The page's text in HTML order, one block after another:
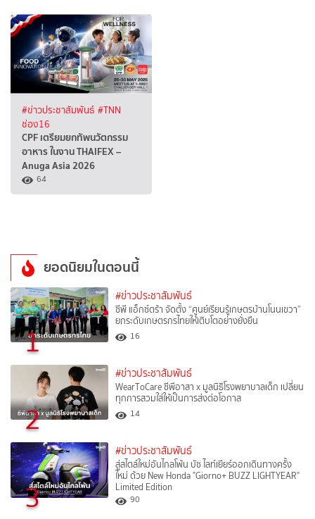
#ข่าวประชาสัมพันธ์ #TNN
ช่อง16
CPF เตรียมยกทัพนวัตกรรม
อาหาร ในงาน THAIFEX –
Anuga Asia 2026
64
ยอดนิยมในตอนนี้
1
#ข่าวประชาสัมพันธ์
ซีพี แอ็กซ์ตร้า จัดตั้ง “ศูนย์เรียนรู้เกษตรบ้านโนนเขวา”
ยกระดับเกษตรกรไทยให้เติบโตอย่างยั่งยืน
16
2
#ข่าวประชาสัมพันธ์
WearToCare ซีพีอาสา x มูลนิธิโรงพยาบาลเด็ก เปลี่ยน
ทุกการสวมใส่ให้เป็นการส่งต่อโอกาส
14
3
#ข่าวประชาสัมพันธ์
สู่สไตล์ใหม่อันไกลโพ้น บัซ ไลท์เยียร์ออกเดินทางครั้ง
ใหม่ ด้วย New Honda "Giorno+ BUZZ LIGHTYEAR"
Limited Edition
90